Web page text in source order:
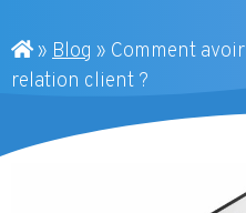
» Blog » Comment
relation client ?